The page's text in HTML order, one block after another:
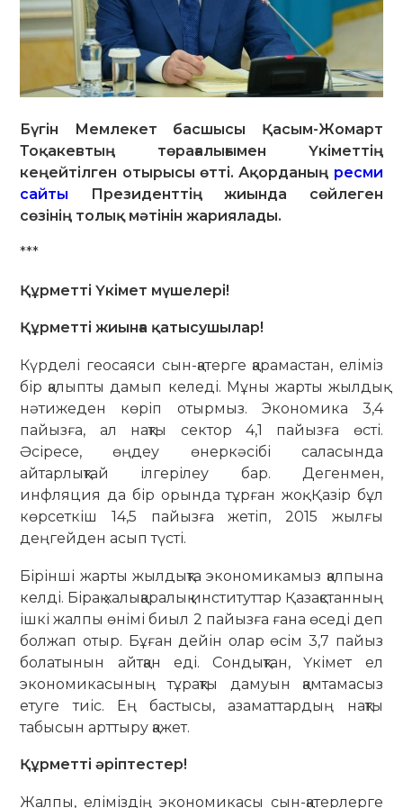
Бүгін Мемлекет басшысы Қасым-Жомарт
Тоқакевтың төрағалығымен Үкіметтің
кеңейтілген отырысы өтті. Ақорданың ресми
сайты Президенттің жиында сөйлеген
сөзінің толық мәтінін жариялады.
***
Құрметті Үкімет мүшелері!
Құрметті жиынға қатысушылар!
Күрделі геосаяси сын-қатерге қарамастан, еліміз
бір қалыпты дамып келеді. Мұны жарты жылдық
нәтижеден көріп отырмыз. Экономика 3,4
пайызға, ал нақты сектор 4,1 пайызға өсті.
Әсіресе, өңдеу өнеркәсібі саласында
айтарлықтай ілгерілеу бар. Дегенмен,
инфляция да бір орында тұрған жоқ. Қазір бұл
көрсеткіш 14,5 пайызға жетіп, 2015 жылғы
деңгейден асып түсті.
Бірінші жарты жылдықта экономикамыз қалпына
келді. Бірақ халықаралық институттар Қазақстанның
ішкі жалпы өнімі биыл 2 пайызға ғана өседі деп
болжап отыр. Бұған дейін олар өсім 3,7 пайыз
болатынын айтқан еді. Сондықтан, Үкімет ел
экономикасының тұрақты дамуын қамтамасыз
етуге тиіс. Ең бастысы, азаматтардың нақты
табысын арттыру қажет.
Құрметті әріптестер!
Жалпы, еліміздің экономикасы сын-қатерлерге